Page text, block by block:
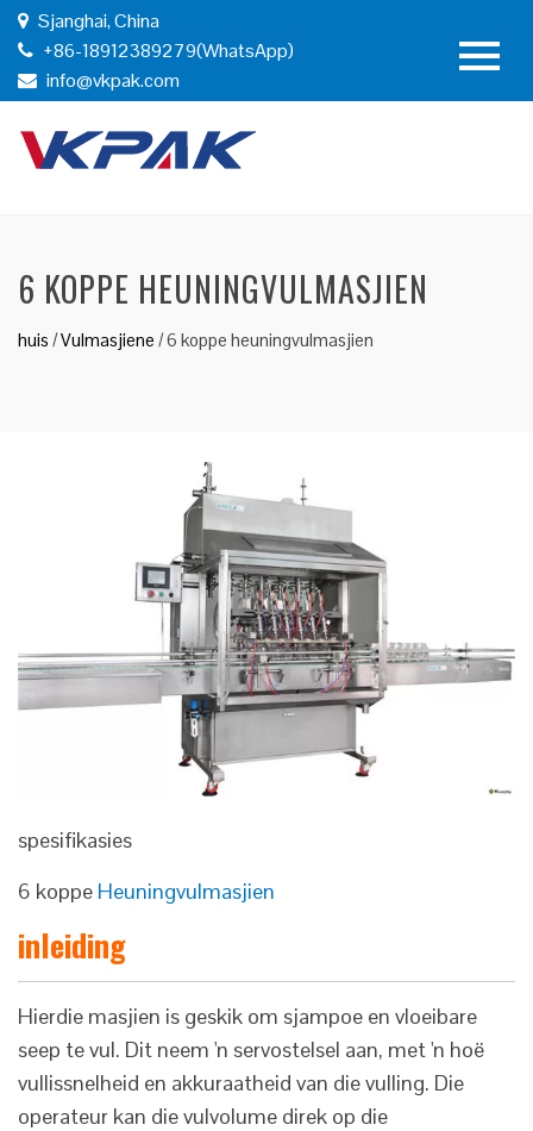
Sjanghai, China
+86-18912389279(WhatsApp)
info@vkpak.com
6 KOPPE HEUNINGVULMASJIEN
huis /Vulmasjiene /6 koppe heuningvulmasjien
spesifikasies
6 koppe Heuningvulmasjien
inleiding
Hierdie masjien is geskik om sjampoe en vloeibare
seep te vul. Dit neem 'n servostelsel aan, met 'n hoë
vullissnelheid en akkuraatheid van die vulling. Die
operateur kan die vulvolume direk op die